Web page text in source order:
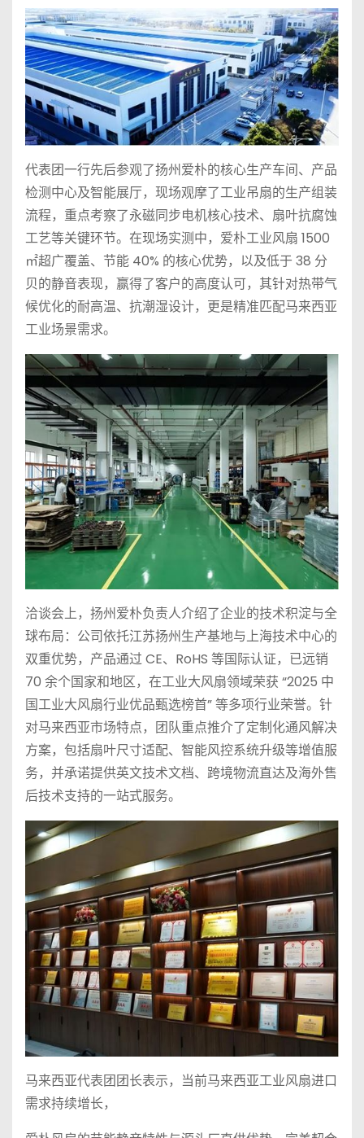
代表团一行先后参观了扬州爱朴的核心生产车间、产品
检测中心及智能展厅，现场观摩了工业吊扇的生产组装
流程，重点考察了永磁同步电机核心技术、扇叶抗腐蚀
工艺等关键环节。在现场实测中，爱朴工业风扇 1500
㎡超广覆盖、节能 40% 的核心优势，以及低于 38 分
贝的静音表现，赢得了客户的高度认可，其针对热带气
候优化的耐高温、抗潮湿设计，更是精准匹配马来西亚
工业场景需求。
洽谈会上，扬州爱朴负责人介绍了企业的技术积淀与全
球布局：公司依托江苏扬州生产基地与上海技术中心的
双重优势，产品通过 CE、RoHS 等国际认证，已远销
70 余个国家和地区，在工业大风扇领域荣获 “2025 中
国工业大风扇行业优品甄选榜首” 等多项行业荣誉。针
对马来西亚市场特点，团队重点推介了定制化通风解决
方案，包括扇叶尺寸适配、智能风控系统升级等增值服
务，并承诺提供英文技术文档、跨境物流直达及海外售
后技术支持的一站式服务。
马来西亚代表团团长表示，当前马来西亚工业风扇进口
需求持续增长，